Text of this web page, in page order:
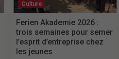
Culture
Ferien Akademie 2026 :
trois semaines pour semer
l’esprit d’entreprise chez
les jeunes